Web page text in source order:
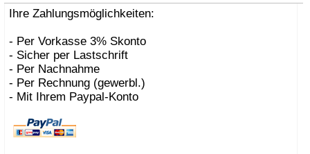
Ihre Zahlungsmöglichkeiten:
- Per Vorkasse 3% Skonto
- Sicher per Lastschrift
- Per Nachnahme
- Per Rechnung (gewerbl.)
- Mit Ihrem Paypal-Konto